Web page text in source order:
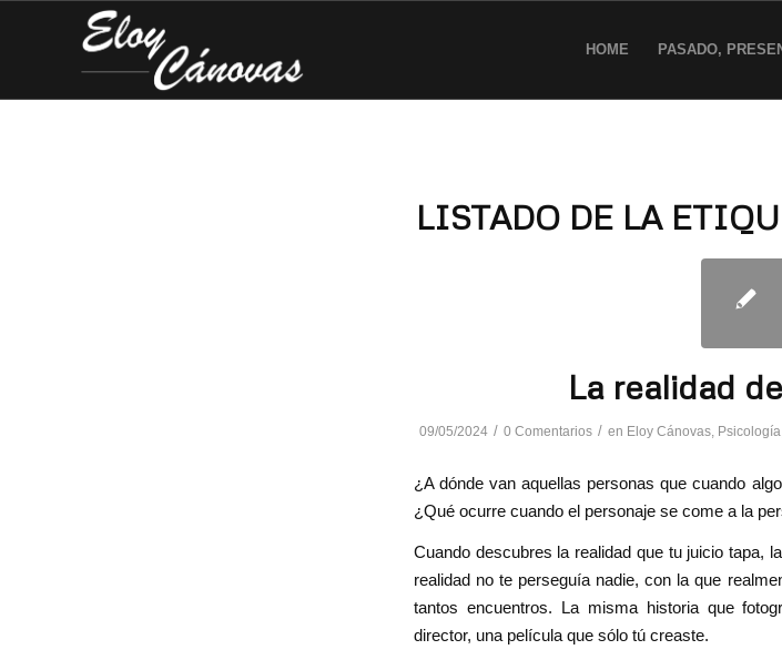
HOME PASADO,
LISTADO DE LA
La realidad
09/05/2024 / 0 Comentarios / en Eloy Cánovas, Psicología
¿A dónde van aquellas personas que cuando
¿Qué ocurre cuando el personaje se come a la
Cuando descubres la realidad que tu juicio tapa,
realidad no te perseguía nadie, con la que
tantos encuentros. La misma historia que
director, una película que sólo tú creaste.